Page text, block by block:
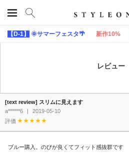
【D-1】 🌞サマーフェスタ🌴 新作10%
レビュー
[text review] スリムに見えます
a******6
|
2019-05-10
評価
ブルー購入。のびが良くてフィット感抜群です